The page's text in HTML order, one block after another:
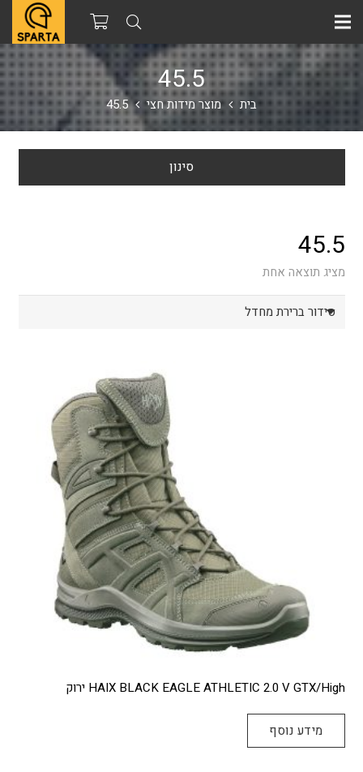
45.5
בית מוצר מידות חצי 45.5
45.5
מציג תוצאה אחת
HAIX BLACK EAGLE ATHLETIC 2.0 V GTX/High ירוק
מידע נוסף
סינון